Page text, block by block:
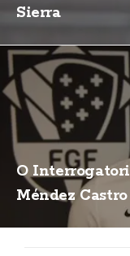
Sierra
O
Méndez Castro